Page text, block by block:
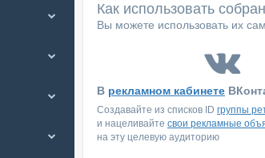
Как использовать
Вы можете использовать их
В рекламном кабинете
Создавайте из списков ID группы
и нацеливайте свои рекламные
на эту целевую аудиторию